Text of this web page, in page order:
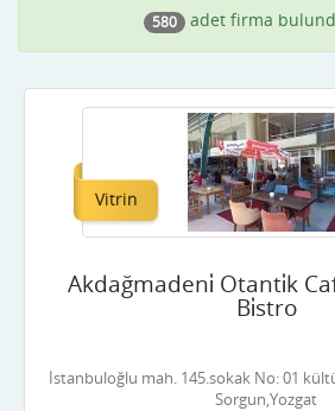
580 adet firma
Vitrin
Akdağmadeni̇ Otanti̇k
Bi̇stro
İstanbuloğlu mah. 145.sokak No: 01
Sorgun,Yozgat